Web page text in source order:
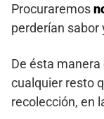
Procuraremos
perderían sabor
De ésta
cualquier resto
recolección, en